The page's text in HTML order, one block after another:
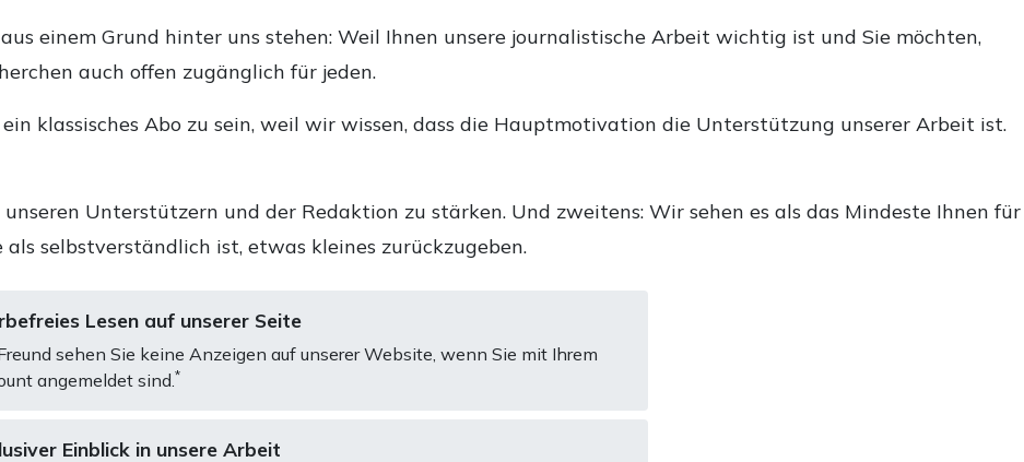
einem Grund hinter uns stehen: Weil Ihnen unsere journalistische Arbeit wichtig ist und Sie möchten,
auch offen zugänglich für jeden.
klassisches Abo zu sein, weil wir wissen, dass die Hauptmotivation die Unterstützung unserer Arbeit ist.
Unterstützern und der Redaktion zu stärken. Und zweitens: Wir sehen es als das Mindeste Ihnen für
selbstverständlich ist, etwas kleines zurückzugeben.
Lesen auf unserer Seite
sehen Sie keine Anzeigen auf unserer Website, wenn Sie mit Ihrem
angemeldet sind. *
Einblick in unsere Arbeit